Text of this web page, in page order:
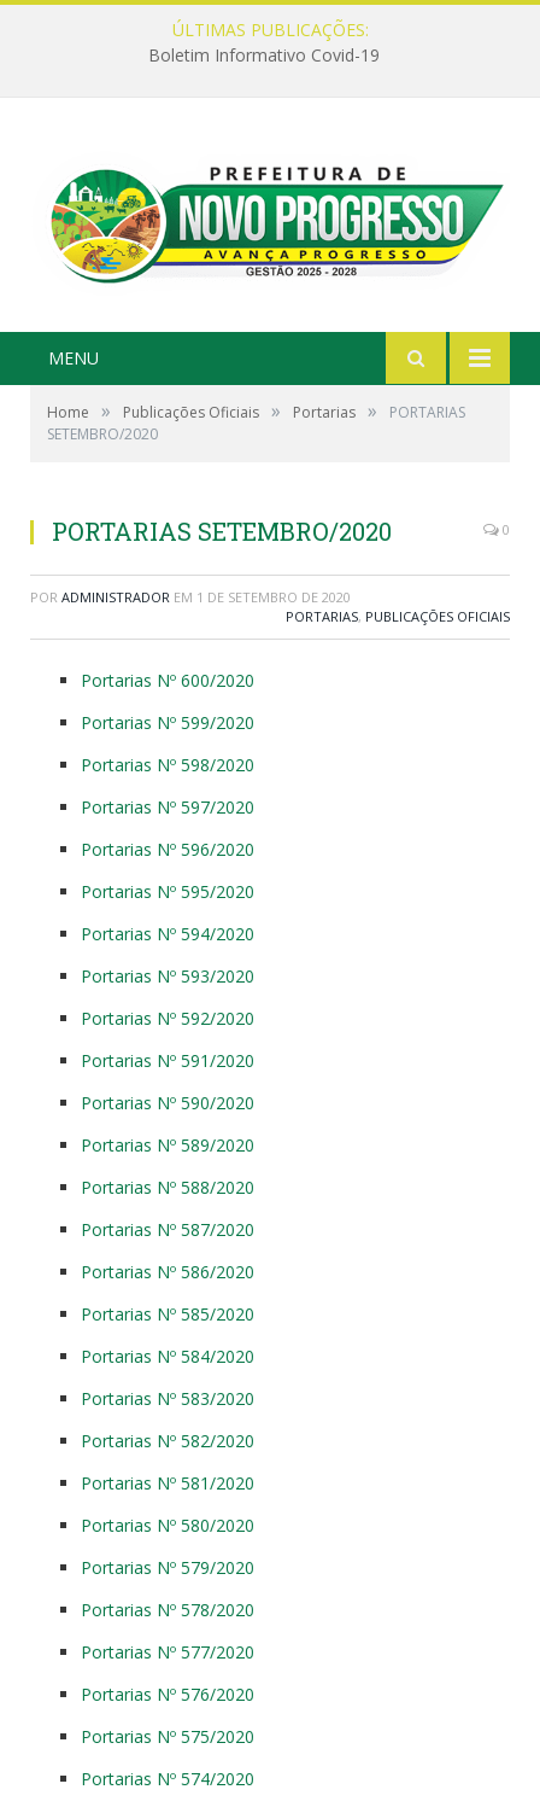
ÚLTIMAS PUBLICAÇÕES:
Boletim Informativo Covid-19
MENU
Home » Publicações Oficiais » Portarias »
PORTARIAS
SETEMBRO/2020
PORTARIAS SETEMBRO/2020 0
POR ADMINISTRADOR EM 1 DE SETEMBRO DE 2020
PORTARIAS, PUBLICAÇÕES OFICIAIS
Portarias Nº 600/2020
Portarias Nº 599/2020
Portarias Nº 598/2020
Portarias Nº 597/2020
Portarias Nº 596/2020
Portarias Nº 595/2020
Portarias Nº 594/2020
Portarias Nº 593/2020
Portarias Nº 592/2020
Portarias Nº 591/2020
Portarias Nº 590/2020
Portarias Nº 589/2020
Portarias Nº 588/2020
Portarias Nº 587/2020
Portarias Nº 586/2020
Portarias Nº 585/2020
Portarias Nº 584/2020
Portarias Nº 583/2020
Portarias Nº 582/2020
Portarias Nº 581/2020
Portarias Nº 580/2020
Portarias Nº 579/2020
Portarias Nº 578/2020
Portarias Nº 577/2020
Portarias Nº 576/2020
Portarias Nº 575/2020
Portarias Nº 574/2020